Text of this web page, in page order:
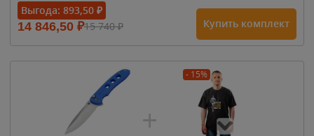
Выгода: 893,50 ₽
14 846,50 ₽15 740₽ Купить комплект
- 15%